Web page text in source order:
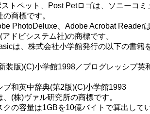
ストペット、Post Petロゴは、ソニーコ
商標です。
PhotoDeluxe、Adobe Acrobat Reader
アドビシステム社)の商標です。
は、株式会社小学館発行の以下の書籍
装版)(C)小学館1998／プログレッシブ英
ブ和英中辞典(第2版)(C)小学館1993
(株)ヴァル研究所の商標です。
クの容量は1GBを10億バイトで算出して